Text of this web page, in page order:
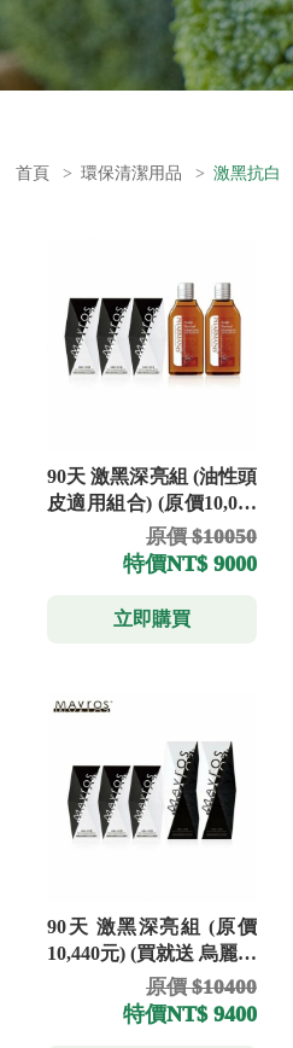
首頁 > 環保清潔用品 > 激黑抗白
90天 激黑深亮組 (油性頭
皮適用組合) (原價10,050
元) (買就送 髮蔓濃洗髮
原價 $10050
特價NT$ 9000
立即購買
90天 激黑深亮組 (原價
10,440元) (買就送 烏麗絲
洗髮精 300ml)原價 $10400
特價NT$ 9400